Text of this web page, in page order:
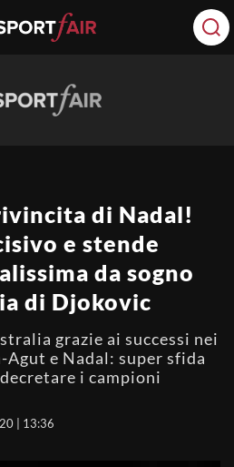
di Nadal!
e stende
da sogno
di Djokovic
grazie ai successi nei
e Nadal: super sfida
i campioni
| 13:36